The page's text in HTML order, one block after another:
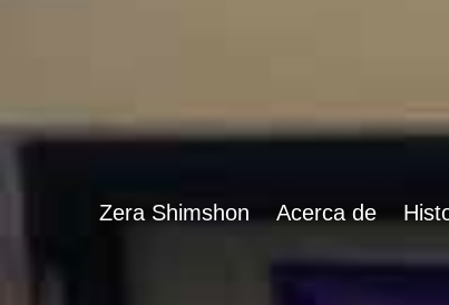
Zera Shimshon
Acerca de